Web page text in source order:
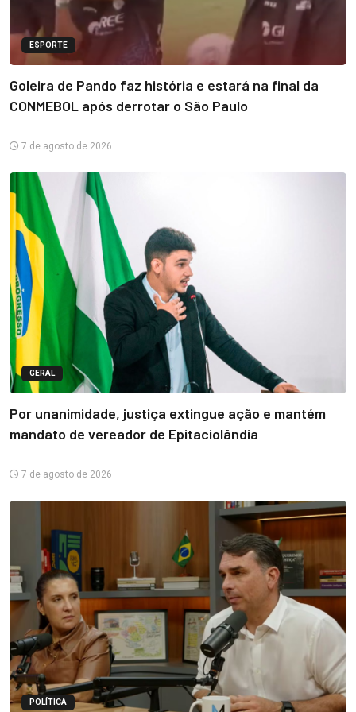
ESPORTE
Goleira de Pando faz história e estará na final da
CONMEBOL após derrotar o São Paulo
7 de agosto de 2026
GERAL
Por unanimidade, justiça extingue ação e mantém
mandato de vereador de Epitaciolândia
7 de agosto de 2026
POLÍTICA